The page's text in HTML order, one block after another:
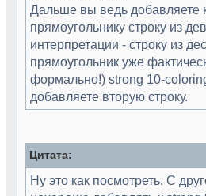
Дальше вы ведь добавляете
прямоугольнику строку из
интерпретации - строку из
прямоугольник уже
формально!) strong 10-
добавляете вторую строку.
Цитата:
Ну это как посмотреть. С